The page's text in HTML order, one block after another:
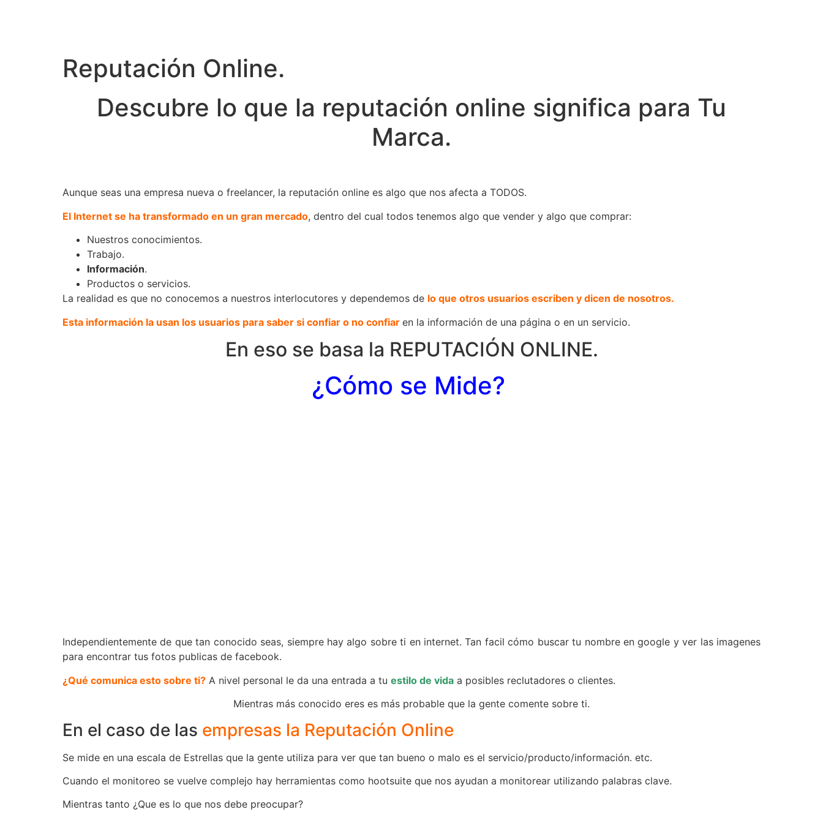
Reputación Online.
Descubre lo que la reputación online significa para Tu
Marca.
Aunque seas una empresa nueva o freelancer, la reputación online es algo que nos afecta a TODOS.
El Internet se ha transformado en un gran mercado, dentro del cual todos tenemos algo que vender y algo que comprar:
Nuestros conocimientos.
Trabajo.
Información.
Productos o servicios.
La realidad es que no conocemos a nuestros interlocutores y dependemos de lo que otros usuarios escriben y dicen de nosotros.
Esta información la usan los usuarios para saber si confiar o no confiar en la información de una página o en un servicio.
En eso se basa la REPUTACIÓN ONLINE.
¿Cómo se Mide?
Independientemente de que tan conocido seas, siempre hay algo sobre ti en internet. Tan facil cómo buscar tu nombre en google y ver las imagenes
para encontrar tus fotos publicas de facebook.
¿Qué comunica esto sobre ti? A nivel personal le da una entrada a tu estilo de vida a posibles reclutadores o clientes.
Mientras más conocido eres es más probable que la gente comente sobre ti.
En el caso de las empresas la Reputación Online
Se mide en una escala de Estrellas que la gente utiliza para ver que tan bueno o malo es el servicio/producto/información. etc.
Cuando el monitoreo se vuelve complejo hay herramientas como hootsuite que nos ayudan a monitorear utilizando palabras clave.
Mientras tanto ¿Que es lo que nos debe preocupar?